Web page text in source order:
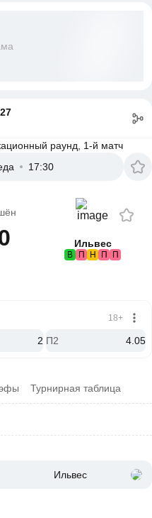
раунд, 1-й матч
17:30
Ильвес
В П Н П П
2 П2 4.05
18+
Турнирная таблица
Ильвес